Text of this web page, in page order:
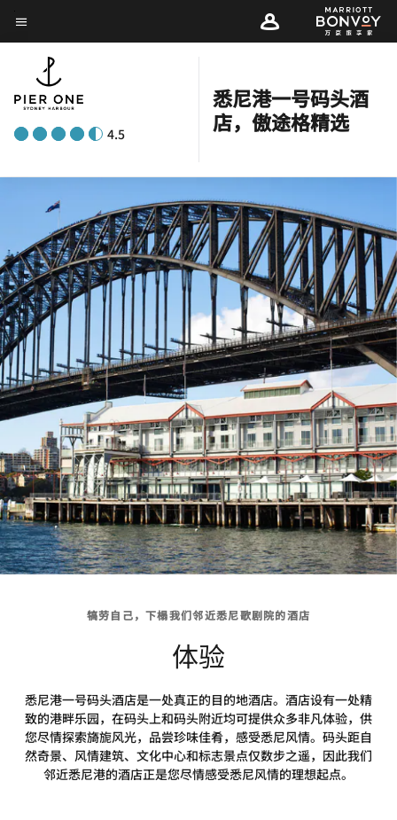
Skip
to
main
content
菜单文本
4.5
悉尼港一号码头酒
店，傲途格精选
犒劳自己，下榻我们邻近悉尼歌剧院的酒店
体验
悉尼港一号码头酒店是一处真正的目的地酒店。酒店设有一处精
致的港畔乐园，在码头上和码头附近均可提供众多非凡体验，供
您尽情探索旖旎风光，品尝珍味佳肴，感受悉尼风情。码头距自
然奇景、风情建筑、文化中心和标志景点仅数步之遥，因此我们
邻近悉尼港的酒店正是您尽情感受悉尼风情的理想起点。